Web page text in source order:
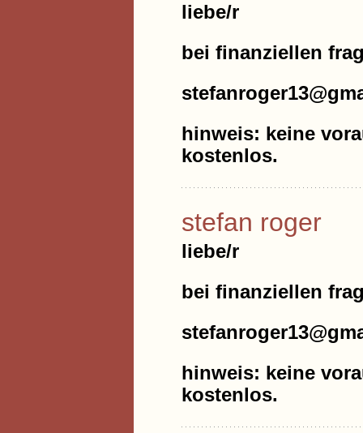
liebe/r
bei finanziellen
hinweis: keine
kostenlos.
stefan roger
liebe/r
bei finanziellen
hinweis: keine
kostenlos.